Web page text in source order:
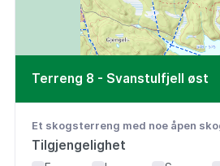
Terreng 8 - Svanstulfjell øst
Et skogsterreng med noe åpen
Tilgjengelighet